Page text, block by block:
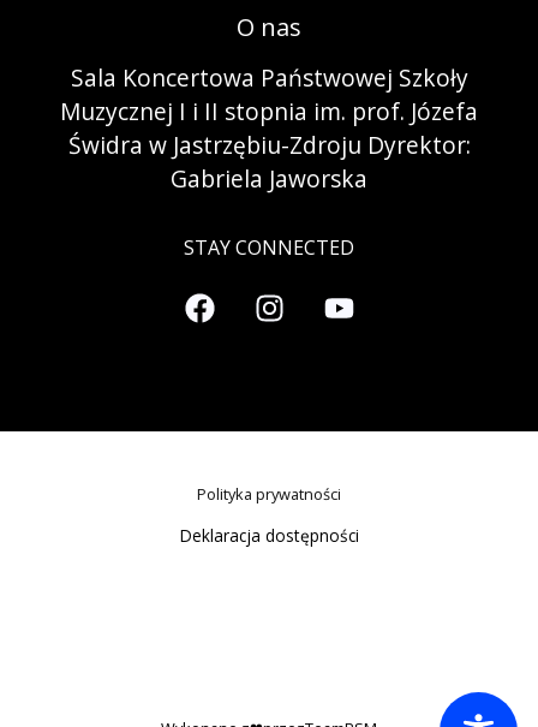
O nas
Sala Koncertowa Państwowej Szkoły
Muzycznej I i II stopnia im. prof. Józefa
Świdra w Jastrzębiu-Zdroju Dyrektor:
Gabriela Jaworska
STAY CONNECTED
Polityka prywatności
Deklaracja dostępności